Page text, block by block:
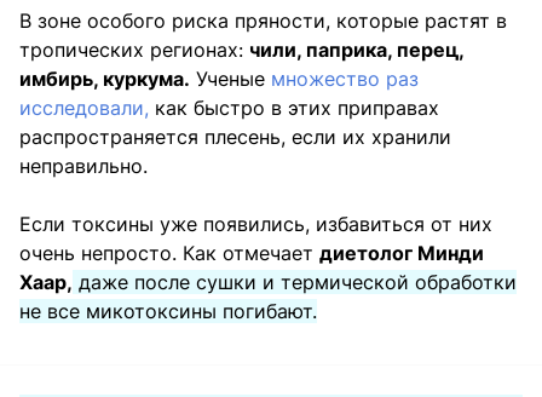
В зоне особого риска пряности, которые растят в
тропических регионах: чили, паприка, перец,
имбирь, куркума. Ученые множество раз
исследовали, как быстро в этих приправах
распространяется плесень, если их хранили
неправильно.
Если токсины уже появились, избавиться от них
очень непросто. Как отмечает диетолог Минди
Хаар, даже после сушки и термической обработки
не все микотоксины погибают.